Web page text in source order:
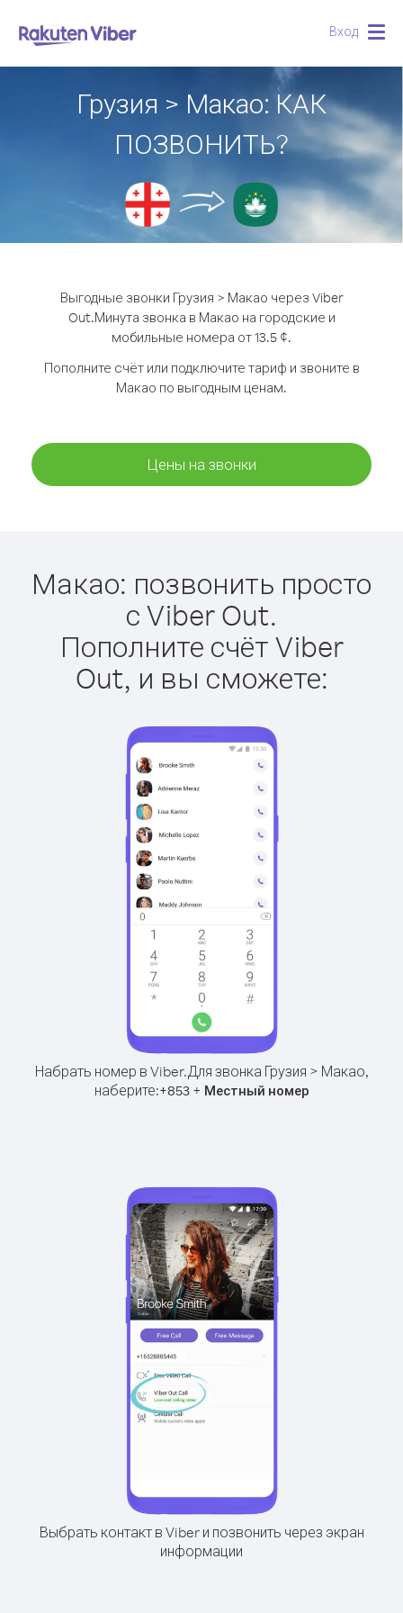
Вход
Грузия > Макао: КАК
ПОЗВОНИТЬ?
Выгодные звонки Грузия > Макао через Viber
Out.Минута звонка в Макао на городские и
мобильные номера от 13.5 ¢.
Пополните счёт или подключите тариф и звоните в
Макао по выгодным ценам.
Цены на звонки
Макао: позвонить просто
с Viber Out.
Пополните счёт Viber
Out, и вы сможете:
Набрать номер в Viber.Для звонка Грузия > Макао,
наберите:+853+ Местный номер
Выбрать контакт в Viber и позвонить через экран
информации